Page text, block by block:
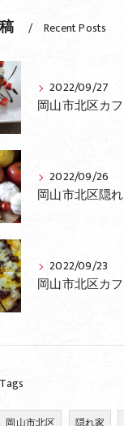
Recent Posts
2022/09/27
2022/09/26
2022/09/23
Tags
岡山市北区 隠れ家